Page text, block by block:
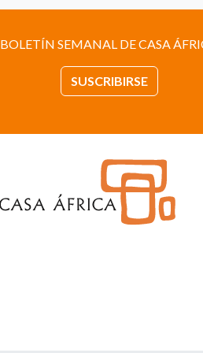
BOLETÍN SEMANAL DE CASA
SUSCRIBIRSE